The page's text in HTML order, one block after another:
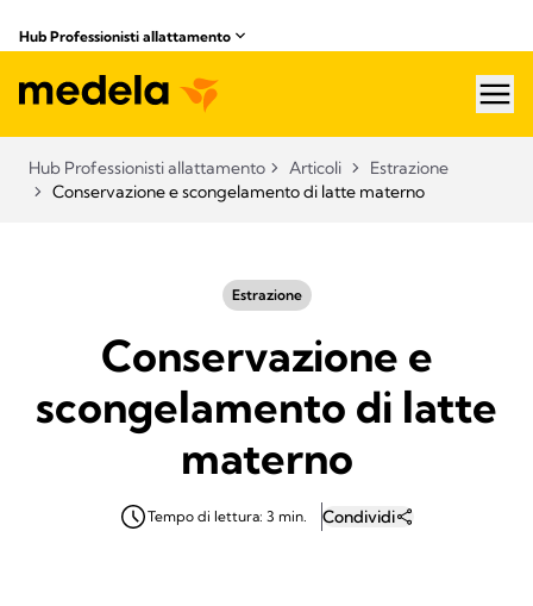
Hub Professionisti allattamento​
Hub Professionisti allattamento​ Articoli​
Estrazione
Conservazione e scongelamento di latte materno
Estrazione
Conservazione e
scongelamento di latte
materno
Tempo di lettura: 3 min. Condividi